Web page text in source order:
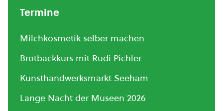
Termine
Milchkosmetik selber machen
Brotbackkurs mit Rudi Pichler
Kunsthandwerksmarkt Seeham
Lange Nacht der Museen 2026